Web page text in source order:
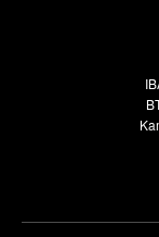
Veelgestelde